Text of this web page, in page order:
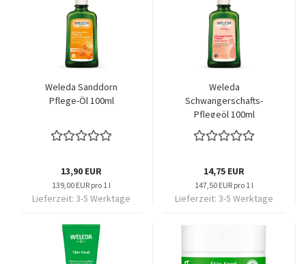
Weleda Sanddorn
Pflege-Öl 100ml
13,90 EUR
139,00 EUR pro 1 l
Lieferzeit: 3-5 Werktage
Weleda
Schwangerschafts-
Pflegeöl 100ml
14,75 EUR
147,50 EUR pro 1 l
Lieferzeit: 3-5 Werktage